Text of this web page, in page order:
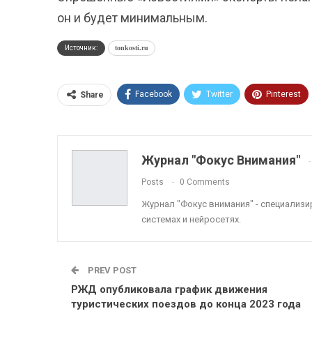
он и будет минимальным.
Источник: tonkosti.ru
Share Facebook Twitter Pinterest
Журнал "Фокус Внимания"
Posts 0 Comments
Журнал "Фокус внимания" -
системах и нейросетях.
PREV POST
РЖД опубликовала график движения
туристических поездов до конца 2023 года